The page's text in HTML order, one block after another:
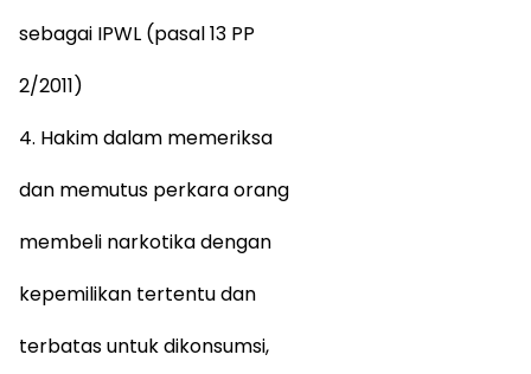
sebagai IPWL (pasal 13 PP
2/2011)
4. Hakim dalam memeriksa
dan memutus perkara orang
membeli narkotika dengan
kepemilikan tertentu dan
terbatas untuk dikonsumsi,